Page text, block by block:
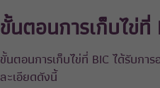
ขั้นตอนการเก็บไข่
ขั้นตอนการเก็บไข่ที่ BIC ได้รับก
ละเอียดดังนี้